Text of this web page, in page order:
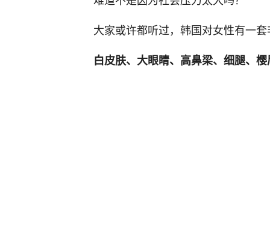
大家或许都听过，韩国对女性有一套
白皮肤、大眼睛、高鼻梁、细腿、